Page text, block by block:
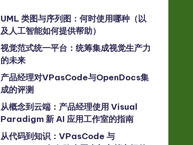
UML 类图与序列图：何时使用哪种（以
及人工智能如何提供帮助）
视觉范式统一平台：统筹集成视觉生产力
的未来
产品经理对VPasCode与OpenDocs集
成的评测
从概念到云端：产品经理使用 Visual
Paradigm 新 AI 应用工作室的指南
从代码到知识：VPasCode 与